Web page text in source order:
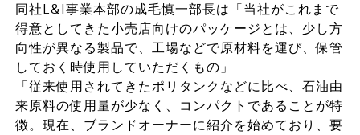
同社L&I事業本部の成毛慎一部長は「当社がこれまで
得意としてきた小売店向けのパッケージとは、少し方
向性が異なる製品で、工場などで原材料を運び、保管
しておく時使用していただくもの」
「従来使用されてきたポリタンクなどに比べ、石油由
来原料の使用量が少なく、コンパクトであることが特
徴。現在、ブランドオーナーに紹介を始めており、要